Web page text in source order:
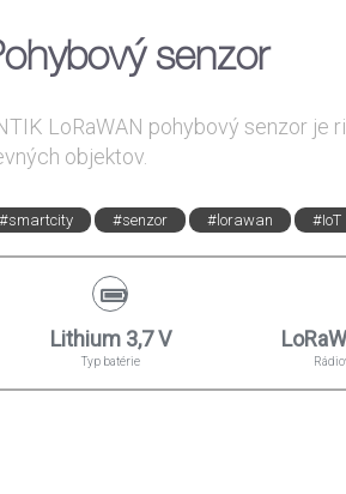
senzor
LoRaWAN pohybový senzor je
objektov.
#smartcity #senzor #lorawan #IoT
Lithium 3,7 V
Typ batérie